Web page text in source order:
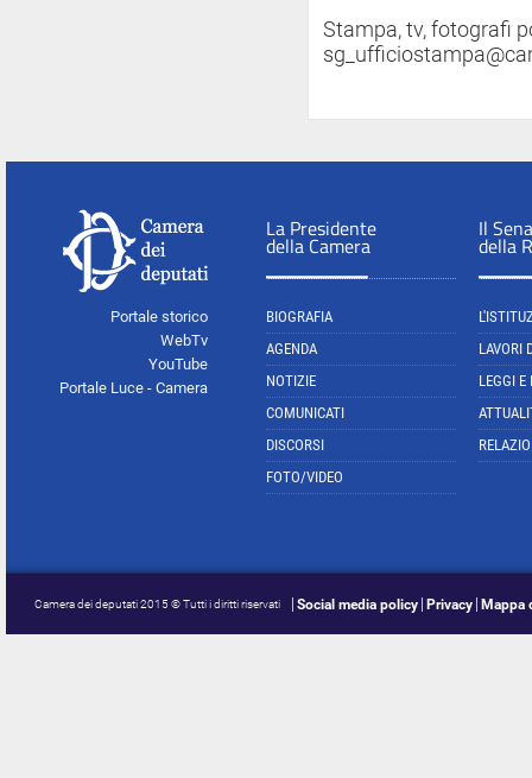
Stampa, tv, fotografi
Portale storico
WebTv
YouTube
Portale Luce - Camera
La Presidente
della Camera
BIOGRAFIA
AGENDA
NOTIZIE
COMUNICATI
DISCORSI
FOTO/VIDEO
Il
della
LAVORI
LEGGI E
Camera dei deputati 2015 © Tutti i diritti riservati Social media policy Privacy Mappa